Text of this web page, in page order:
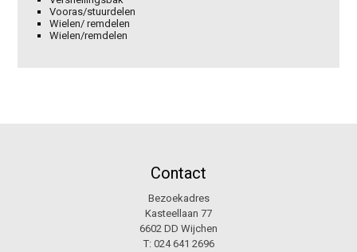
Vooras/stuurdelen
Wielen/ remdelen
Wielen/remdelen
Contact
Bezoekadres
Kasteellaan 77
6602 DD Wijchen
T: 024 641 2696